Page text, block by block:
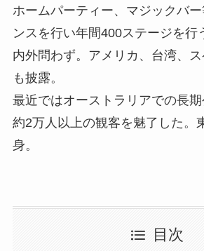
ホームパーティー、マジックバ
ンスを行い年間400ステージを行
内外問わず。アメリカ、台湾、
も披露。
最近ではオーストラリアでの長期
約2万人以上の観客を魅了した。
身。
目次